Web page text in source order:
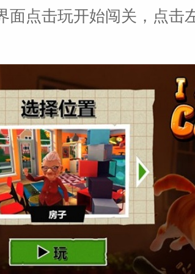
面点击玩开始闯关，点击